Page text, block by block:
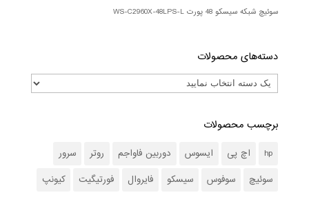
سوئیچ شبکه سیسکو 48 پورت WS-C2960X-48LPS-L
دسته‌های محصولات
برچسب محصولات
hp اچ پی ایسوس دوربین فاواجم روتر
سرور
سوئیچ
سوفوس سیسکو فایروال فورتیگیت کیونپ